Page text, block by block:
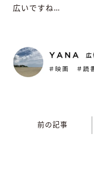
広いですね…
前の記事